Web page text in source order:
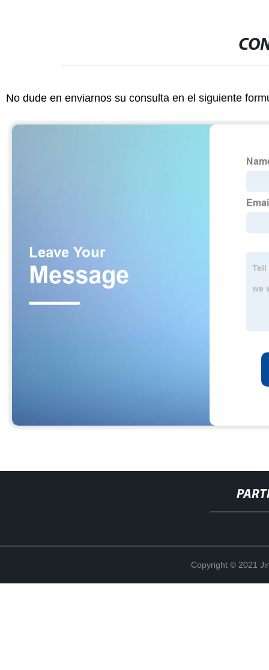
No dude en enviarnos su consulta en el siguiente
Copyright © 2021